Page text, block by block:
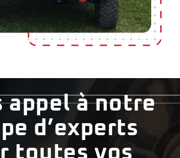
appel à notre
d’experts
toutes vos